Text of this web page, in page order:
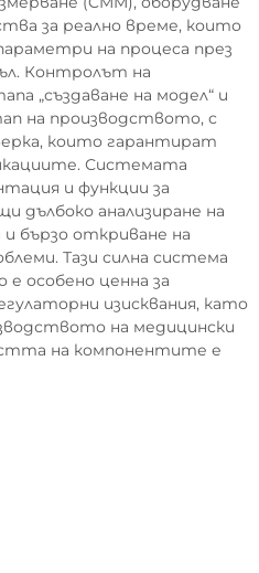
за реално време, които
на процеса през
Контролът на
„създаване на модел“ и
на производството, с
които гарантират
Системата
и функции за
дълбоко анализиране на
бързо откриване на
Тази силна система
особено ценна за
изисквания, като
на медицински
на компонентите е